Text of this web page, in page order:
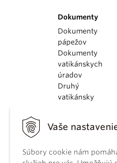
Vaše
Súbory cookie nám
Dokumenty
Dokumenty
pápežov
Dokumenty
vatikánskych
úradov
Druhý
vatikánsky
KBS
kánonického